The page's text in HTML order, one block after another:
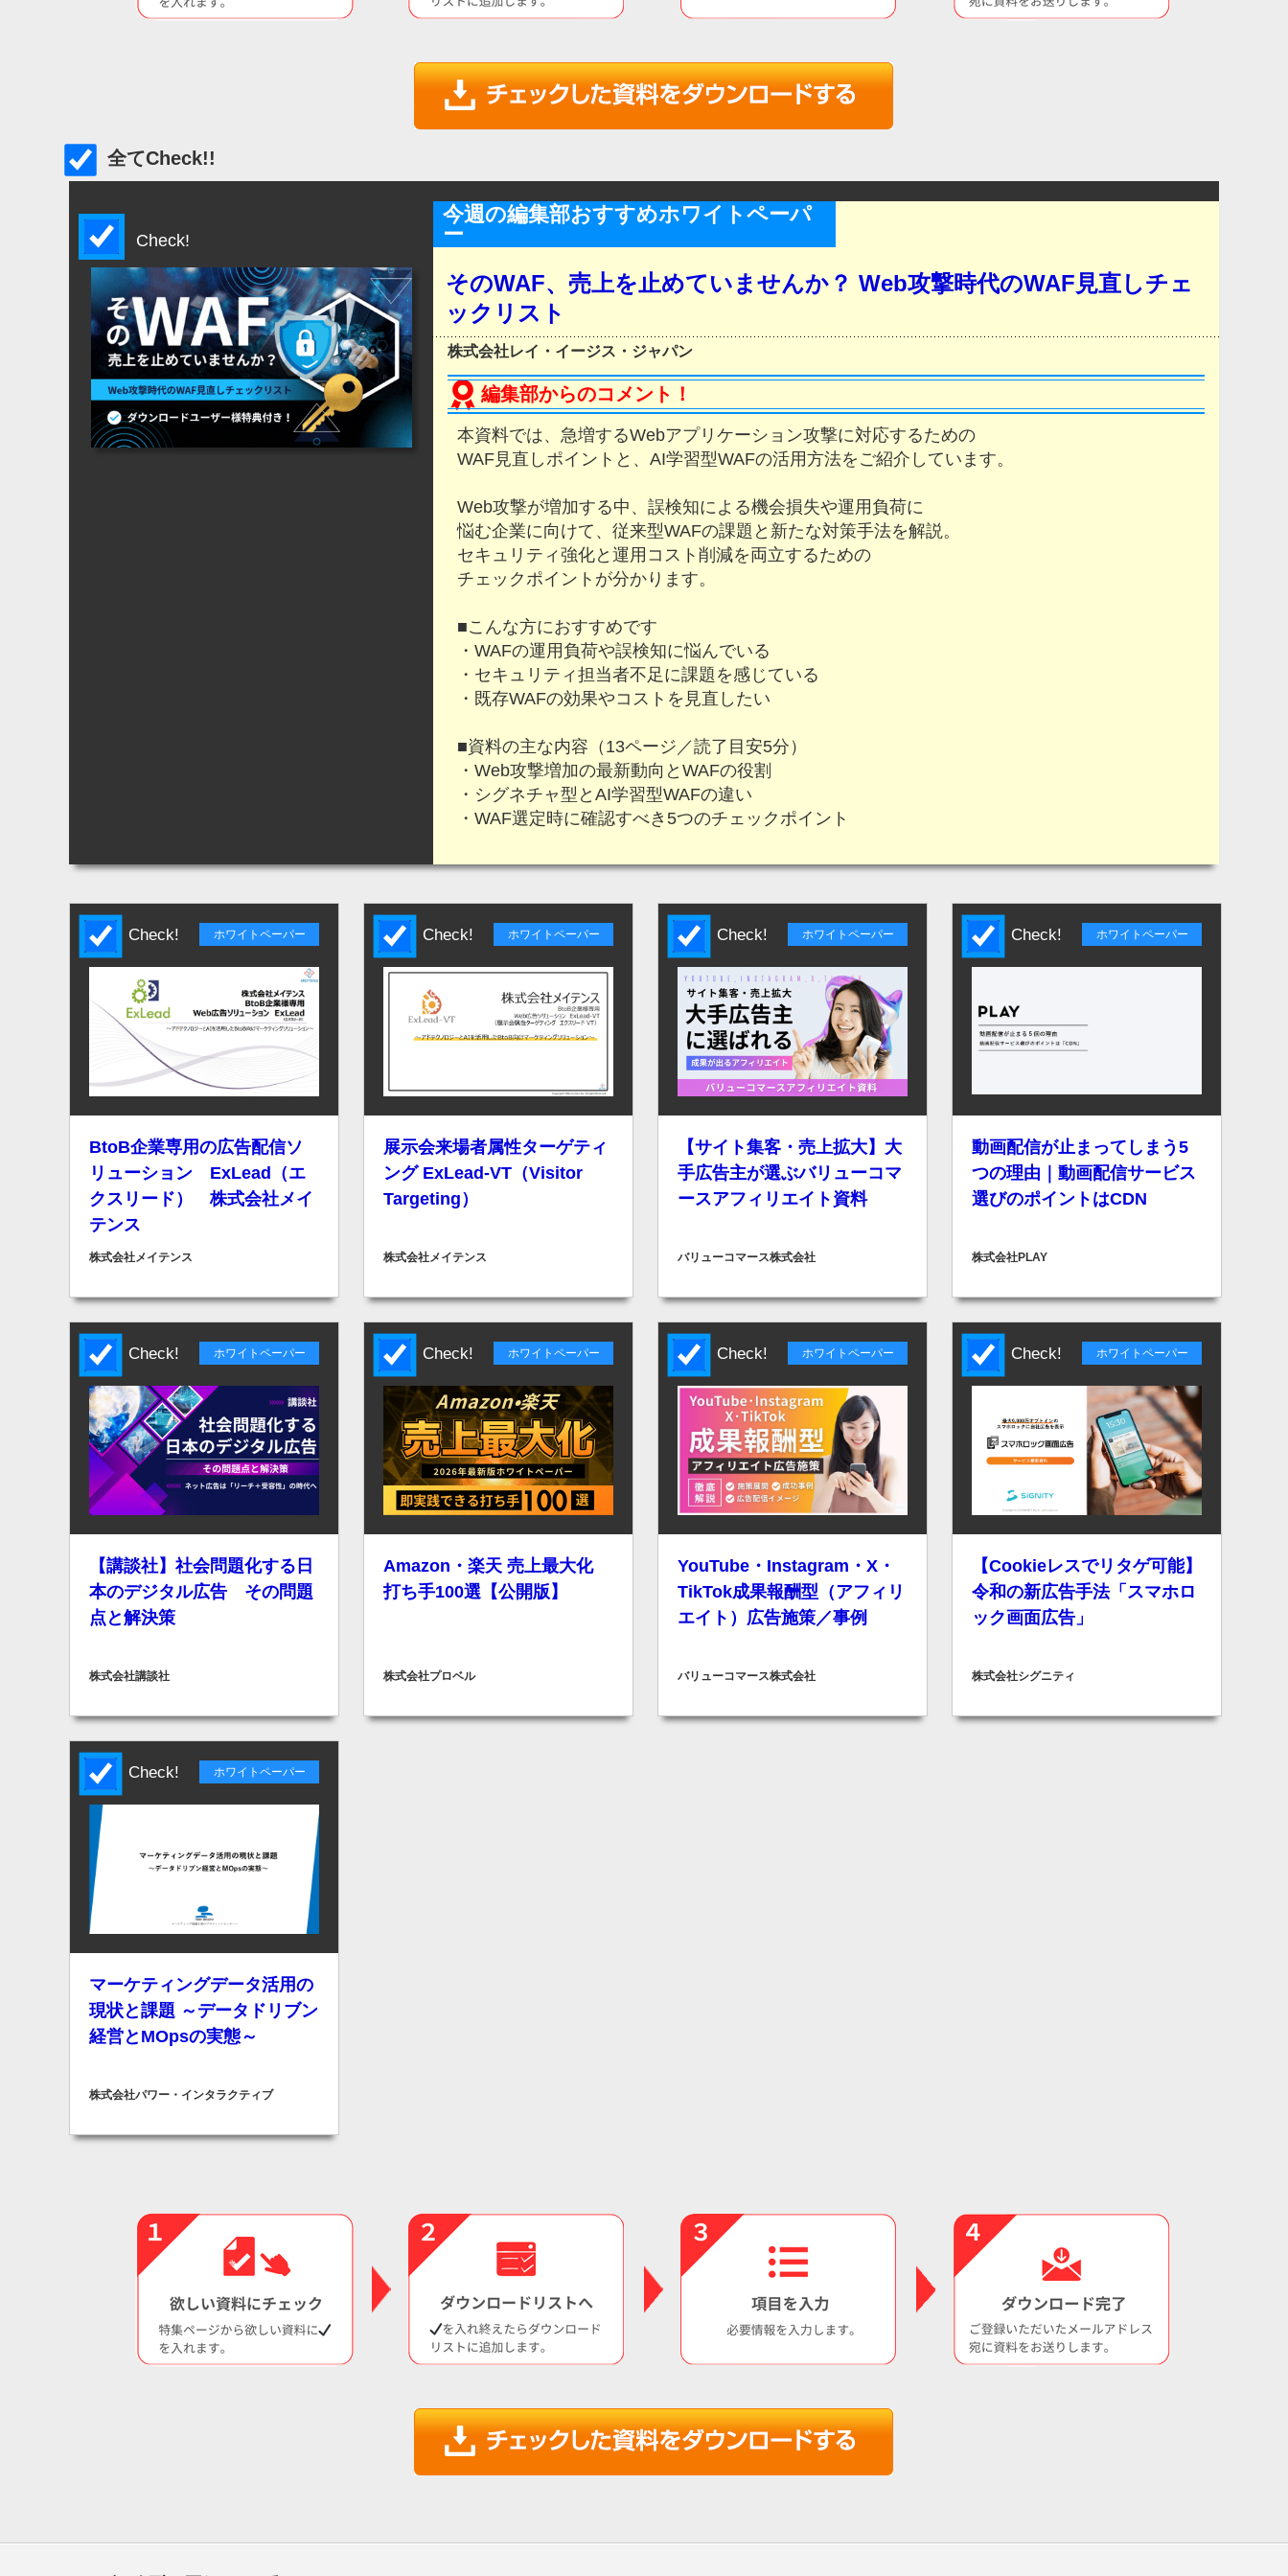
全てCheck!!
Check!
今週の編集部おすすめホワイトペーパ
ー
そのWAF、売上を止めていませんか？ Web攻撃時代のWAF見直しチェ
ックリスト
株式会社レイ・イージス・ジャパン
編集部からのコメント！
本資料では、急増するWebアプリケーション攻撃に対応するための
WAF見直しポイントと、AI学習型WAFの活用方法をご紹介しています。
Web攻撃が増加する中、誤検知による機会損失や運用負荷に
悩む企業に向けて、従来型WAFの課題と新たな対策手法を解説。
セキュリティ強化と運用コスト削減を両立するための
チェックポイントが分かります。
■こんな方におすすめです
・WAFの運用負荷や誤検知に悩んでいる
・セキュリティ担当者不足に課題を感じている
・既存WAFの効果やコストを見直したい
■資料の主な内容（13ページ／読了目安5分）
・Web攻撃増加の最新動向とWAFの役割
・シグネチャ型とAI学習型WAFの違い
・WAF選定時に確認すべき5つのチェックポイント
ホワイトペーパー
Check!
BtoB企業専用の広告配信ソ
リューション ExLead（エ
クスリード） 株式会社メイ
テンス
株式会社メイテンス
ホワイトペーパー
Check!
展示会来場者属性ターゲティ
ング ExLead-VT（Visitor
Targeting）
株式会社メイテンス
ホワイトペーパー
Check!
【サイト集客・売上拡大】大
手広告主が選ぶバリューコマ
ースアフィリエイト資料
バリューコマース株式会社
ホワイトペーパー
Check!
動画配信が止まってしまう5
つの理由｜動画配信サービス
選びのポイントはCDN
株式会社PLAY
ホワイトペーパー
Check!
【講談社】社会問題化する日
本のデジタル広告 その問題
点と解決策
株式会社講談社
ホワイトペーパー
Check!
Amazon・楽天 売上最大化
打ち手100選【公開版】
株式会社プロベル
ホワイトペーパー
Check!
YouTube・Instagram・X・
TikTok成果報酬型（アフィリ
エイト）広告施策／事例
バリューコマース株式会社
ホワイトペーパー
Check!
【Cookieレスでリタゲ可能】
令和の新広告手法「スマホロ
ック画面広告」
株式会社シグニティ
ホワイトペーパー
Check!
マーケティングデータ活用の
現状と課題 ～データドリブン
経営とMOpsの実態～
株式会社パワー・インタラクティブ